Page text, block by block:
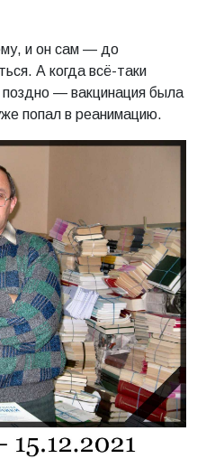
и он сам — до
А когда всё-таки
— вакцинация была
попал в реанимацию.